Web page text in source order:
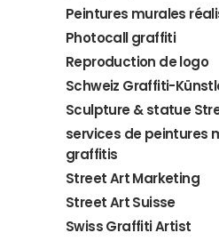
Peintures murales
Photocall graffiti
Reproduction de logo
Schweiz Graffiti-
Sculpture & statue
services de peintures
graffitis
Street Art Marketing
Street Art Suisse
Swiss Graffiti Artist